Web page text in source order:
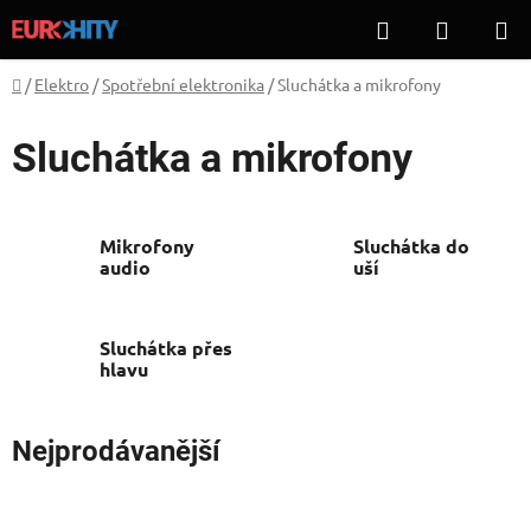
na
obsah
Hledat
KOŠÍK
Domů
/ Elektro /Spotřební elektronika /Sluchátka a mikrofony
Sluchátka a mikrofony
Mikrofony
audio
Sluchátka do
uší
Sluchátka přes
hlavu
Nejprodávanější